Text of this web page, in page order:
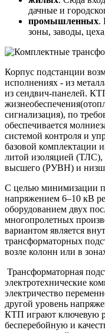
дачные и
промышленных.
зоны, заводы,
Корпус подстанции
исполнениях - из
из сендвич-панелей.
сигнализация), по
обеспечивается
системой контроля и
базовой комплектации
литой изоляцией (ТЛС),
высшего (РУВН) и
С целью минимизации
напряжением 6–10 кВ
оборудованием двух
многопролетных
вариантом является
трансформаторных
возле колонн или в
Трансформаторная
электротехнические
электричество
другой уровень
КТП играют ключевую
бесперебойную и